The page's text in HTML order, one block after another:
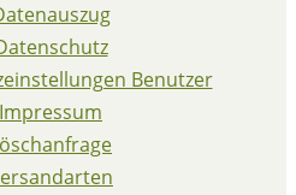
Benutzer
Impressum